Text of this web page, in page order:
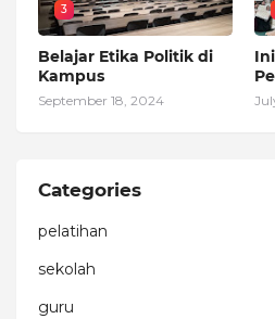
3
Belajar Etika Politik di
Kampus
September 18, 2024
Categories
pelatihan
sekolah
guru